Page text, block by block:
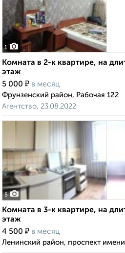
1
Комната в 2-к квартире, на
этаж
5 000 ₽ в месяц
Фрунзенский район, Рабочая 122
Агентство, 23.08.2022
5
Комната в 3-к квартире, на
этаж
4 500 ₽ в месяц
Ленинский район, проспект